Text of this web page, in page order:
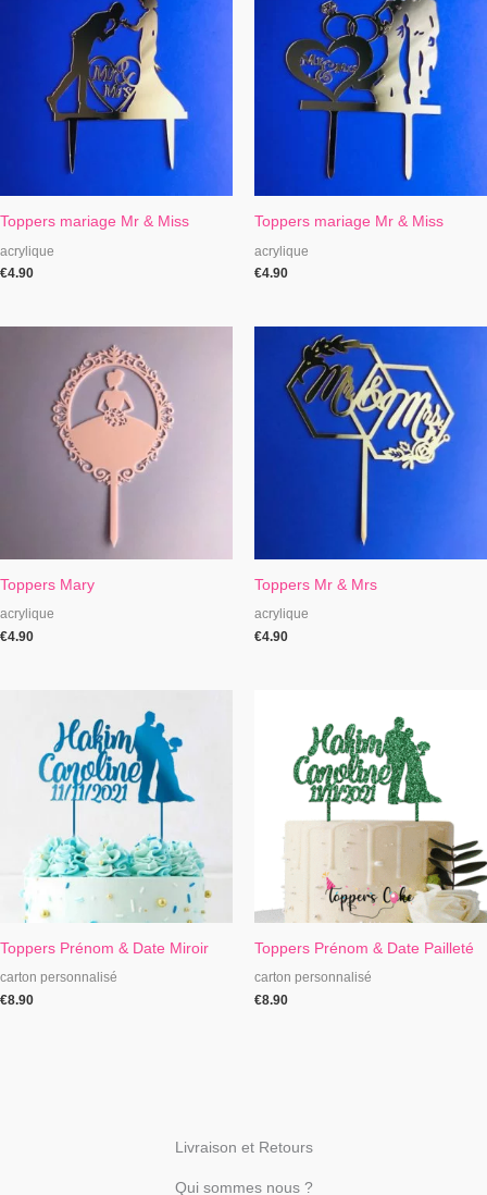
Toppers mariage Mr & Miss
acrylique
€4.90
Toppers mariage Mr & Miss
acrylique
€4.90
Toppers Mary
acrylique
€4.90
Toppers Mr & Mrs
acrylique
€4.90
Toppers Prénom & Date Miroir
carton personnalisé
€8.90
Toppers Prénom & Date Pailleté
carton personnalisé
€8.90
Livraison et Retours
Qui sommes nous ?